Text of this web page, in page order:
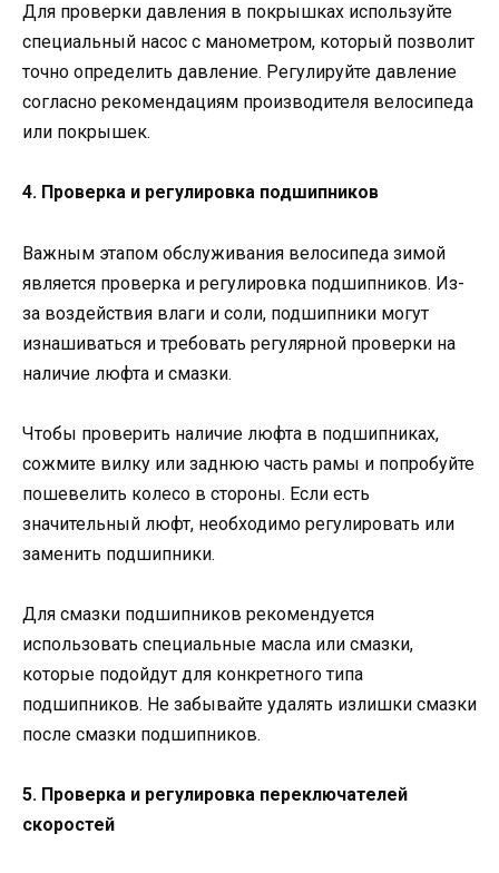
Для проверки давления в покрышках используйте
специальный насос с манометром, который позволит
точно определить давление. Регулируйте давление
согласно рекомендациям производителя велосипеда
или покрышек.
4. Проверка и регулировка подшипников
Важным этапом обслуживания велосипеда зимой
является проверка и регулировка подшипников. Из-
за воздействия влаги и соли, подшипники могут
изнашиваться и требовать регулярной проверки на
наличие люфта и смазки.
Чтобы проверить наличие люфта в подшипниках,
сожмите вилку или заднюю часть рамы и попробуйте
пошевелить колесо в стороны. Если есть
значительный люфт, необходимо регулировать или
заменить подшипники.
Для смазки подшипников рекомендуется
использовать специальные масла или смазки,
которые подойдут для конкретного типа
подшипников. Не забывайте удалять излишки смазки
после смазки подшипников.
5. Проверка и регулировка переключателей
скоростей